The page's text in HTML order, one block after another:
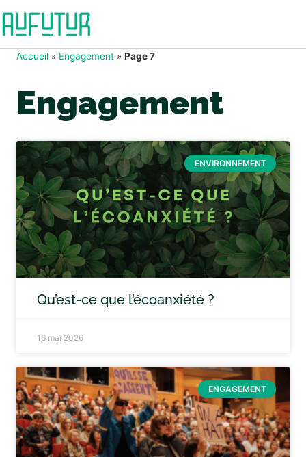
Accueil » Engagement » Page 7
Engagement
ENVIRONNEMENT
Qu’est-ce que l’écoanxiété ?
16 mai 2026
ENGAGEMENT